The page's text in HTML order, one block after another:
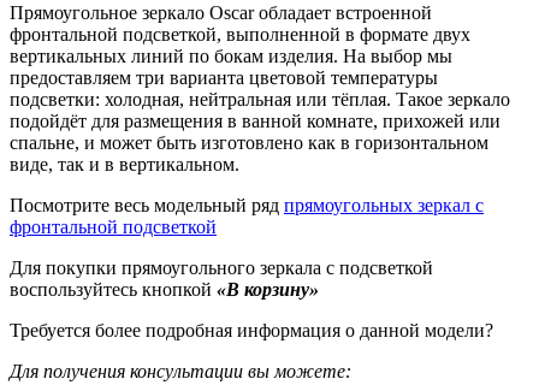
Прямоугольное зеркало Oscar обладает встроенной
фронтальной подсветкой, выполненной в формате двух
вертикальных линий по бокам изделия. На выбор мы
предоставляем три варианта цветовой температуры
подсветки: холодная, нейтральная или тёплая. Такое зеркало
подойдёт для размещения в ванной комнате, прихожей или
спальне, и может быть изготовлено как в горизонтальном
виде, так и в вертикальном.
Посмотрите весь модельный ряд прямоугольных зеркал с
фронтальной подсветкой
Для покупки прямоугольного зеркала с подсветкой
воспользуйтесь кнопкой «В корзину»
Требуется более подробная информация о данной модели?
Для получения консультации вы можете: